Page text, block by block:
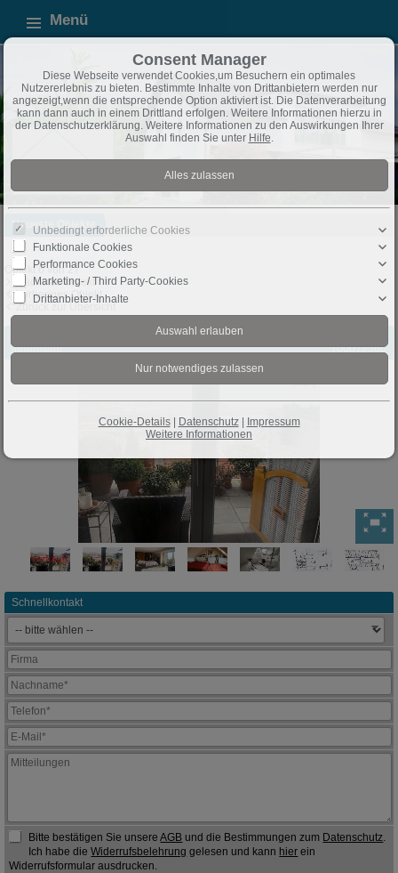
Menü
Neueste Objekte
Objekt 6 von 27
Nächstes Objekt
Vorheriges Objekt
Zurück zur Übersicht
Bünde: 90 m² Eigentumswohnung in Bünde-
Innenstadt
100012360
Schnellkontakt
Bitte bestätigen Sie unsereAGB und die Bestimmungen zum Datenschutz
Ich habe dieWiderrufsbelehrung gelesen und kann hier ein
Widerrufsformular ausdrucken.
Consent Manager
Diese Webseite verwendet Cookies,um Besuchern ein optimales
Nutzererlebnis zu bieten. Bestimmte Inhalte von Drittanbietern werden nur
angezeigt,wenn die entsprechende Option aktiviert ist. Die Datenverarbeitung
kann dann auch in einem Drittland erfolgen. Weitere Informationen hierzu in
der Datenschutzerklärung. Weitere Informationen zu den Auswirkungen Ihrer
Auswahl finden Sie unter Hilfe.
Unbedingt erforderliche Cookies
Funktionale Cookies
Performance Cookies
Marketing- / Third Party-Cookies
Drittanbieter-Inhalte
Cookie-Details| Datenschutz| Impressum
Weitere Informationen